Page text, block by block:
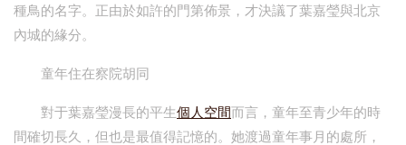
種鳥的名字。正由於如許的門第佈景，才決議了葉嘉瑩與北京
內城的緣分。
童年住在察院胡同
對于葉嘉瑩漫長的平生個人空間而言，童年至青少年的時
間確切長久，但也是最值得記憶的。她渡過童年事月的處所，